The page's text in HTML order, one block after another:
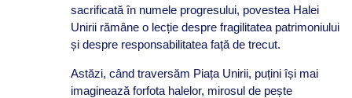
sacrificată în numele progresului, povestea Halei
Unirii rămâne o lecție despre fragilitatea patrimoniului
și despre responsabilitatea față de trecut.
Astăzi, când traversăm Piața Unirii, puțini își mai
imaginează forfota halelor, mirosul de pește